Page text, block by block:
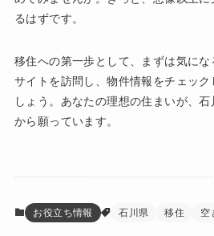
るはずです。
移住への第一歩として、まずは気に
サイトを訪問し、物件情報をチェック
しょう。あなたの理想の住まいが、
から願っています。
お役立ち情報 石川県 移住 空